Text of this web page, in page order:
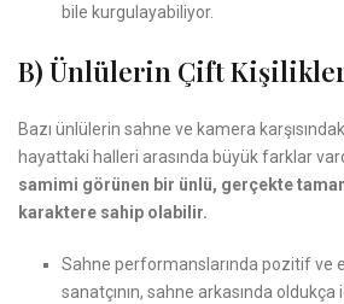
bile kurgulayabiliyor.
B) Ünlülerin Çift
Bazı ünlülerin sahne ve kamera
hayattaki halleri arasında büyük farklar
samimi görünen bir ünlü, gerçekte
karaktere sahip olabilir.
Sahne performanslarında pozitif ve
sanatçının, sahne arkasında